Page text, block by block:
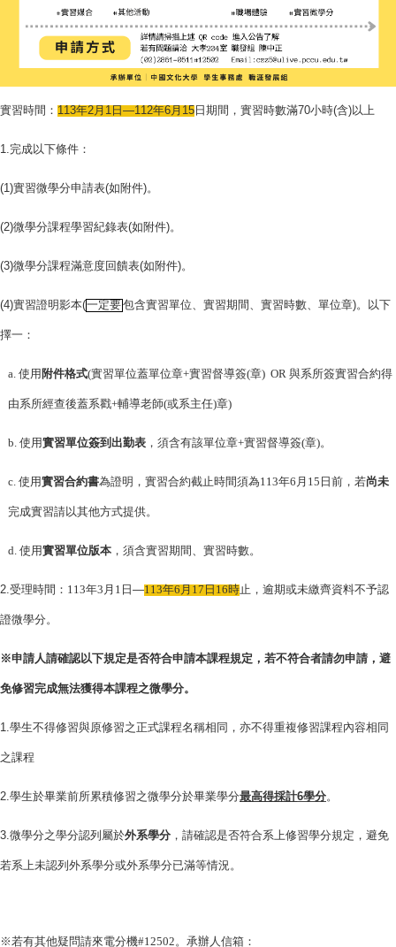
實習時間： 113年2月1日—112年6月15日期間，實習時數滿70小時(含)以上
1. 完成以下條件：
(1)實習微學分申請表(如附件)。
(2)微學分課程學習紀錄表(如附件)。
(3)微學分課程滿意度回饋表(如附件)。
(4)實習證明影本(一定要包含實習單位、實習期間、實習時數、單位章)。以下
擇一：
a. 使用附件格式(實習單位蓋單位章+實習督導簽(章) OR 與系所簽實習合約得
由系所經查後蓋系戳+輔導老師(或系主任)章)
b. 使用實習單位簽到出勤表 ，須含有該單位章+實習督導簽(章)。
c. 使用實習合約書為證明，實習合約截止時間須為113年6月15日前，若尚未
完成實習請以其他方式提供。
d. 使用實習單位版本 ，須含實習期間、實習時數。
2. 受理時間：113年3月1日—113年6月17日16時止，逾期或未繳齊資料不予認
證微學分。
※申請人請確認以下規定是否符合申請本課程規定，若不符合者請勿申請，避
免修習完成無法獲得本課程之微學分。
1. 學生不得修習與原修習之正式課程名稱相同，亦不得重複修習課程內容相同
之課程
2. 學生於畢業前所累積修習之微學分於畢業學分最高得採計6學分。
3. 微學分之學分認列屬於外系學分 ，請確認是否符合系上修習學分規定，避免
若系上未認列外系學分或外系學分已滿等情況。
※若有其他疑問請來電分機#12502。承辦人信箱：